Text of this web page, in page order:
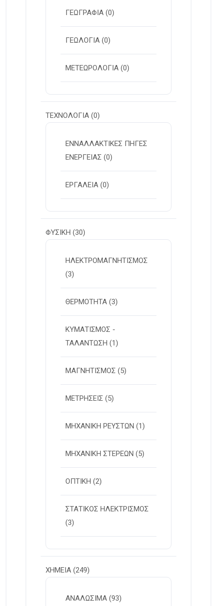
ΓΕΩΓΡΑΦΙΑ (0)
ΓΕΩΛΟΓΙΑ (0)
ΜΕΤΕΩΡΟΛΟΓΙΑ (0)
ΤΕΧΝΟΛΟΓΙΑ (0)
ΕΝΝΑΛΛΑΚΤΙΚΕΣ ΠΗΓΕΣ
ΕΝΕΡΓΕΙΑΣ (0)
ΕΡΓΑΛΕΙΑ (0)
ΦΥΣΙΚΗ (30)
ΗΛΕΚΤΡΟΜΑΓΝΗΤΙΣΜΟΣ
(3)
ΘΕΡΜΟΤΗΤΑ (3)
ΚΥΜΑΤΙΣΜΟΣ -
ΤΑΛΑΝΤΩΣΗ (1)
ΜΑΓΝΗΤΙΣΜΟΣ (5)
ΜΕΤΡΗΣΕΙΣ (5)
ΜΗΧΑΝΙΚΗ ΡΕΥΣΤΩΝ (1)
ΜΗΧΑΝΙΚΗ ΣΤΕΡΕΩΝ (5)
ΟΠΤΙΚΗ (2)
ΣΤΑΤΙΚΟΣ ΗΛΕΚΤΡΙΣΜΟΣ
(3)
ΧΗΜΕΙΑ (249)
ΑΝΑΛΩΣΙΜΑ (93)